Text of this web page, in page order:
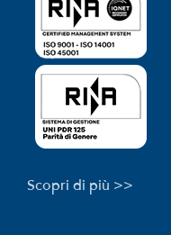
Scopri di più >>